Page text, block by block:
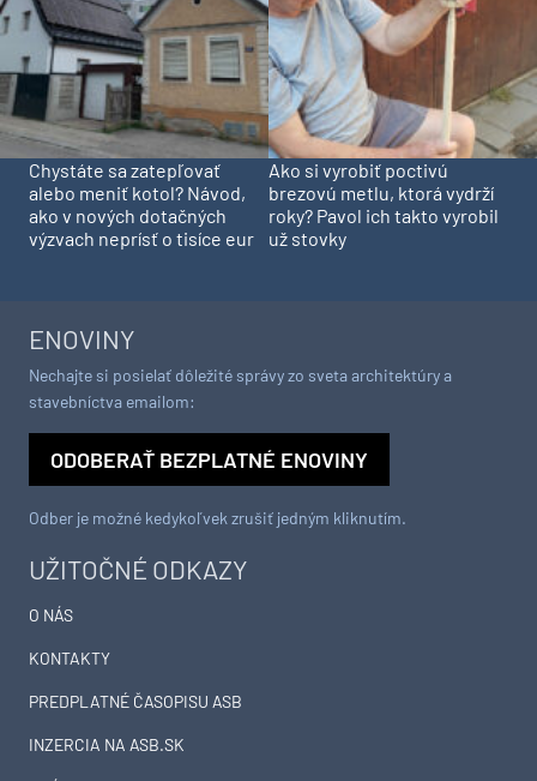
Chystáte sa zatepľovať
alebo meniť kotol? Návod,
ako v nových dotačných
výzvach neprísť o tisíce eur
Ako si vyrobiť poctivú
brezovú metlu, ktorá vydrží
roky? Pavol ich takto vyrobil
už stovky
UŽITOČNÉ ODKAZY
O NÁS
KONTAKTY
PREDPLATNÉ ČASOPISU ASB
INZERCIA NA ASB.SK
ENOVINY
Nechajte si posielať dôležité správy zo sveta architektúry a
stavebníctva emailom:
ODOBERAŤ BEZPLATNÉ ENOVINY
Odber je možné kedykoľvek zrušiť jedným kliknutím.